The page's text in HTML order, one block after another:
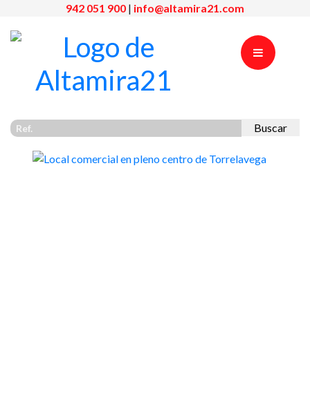
942 051 900 | info@altamira21.com
Buscar